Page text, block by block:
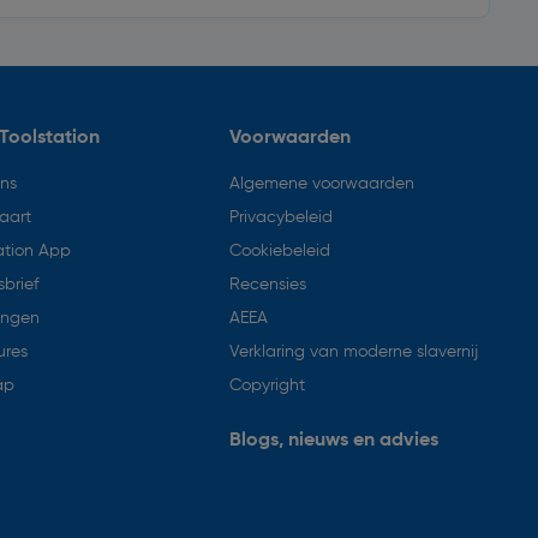
App
Voorwaarden
Algemene voorwaarden
Privacybeleid
Cookiebeleid
Recensies
AEEA
Verklaring van moderne slavernij
Copyright
Blogs, nieuws en advies